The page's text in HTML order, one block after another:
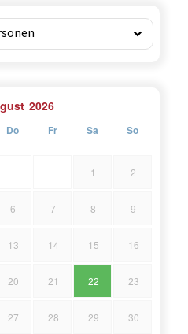
2026
Do Fr Sa So
1 2
6 7 8 9
13 14 15 16
20 21 22 23
27 28 29 30